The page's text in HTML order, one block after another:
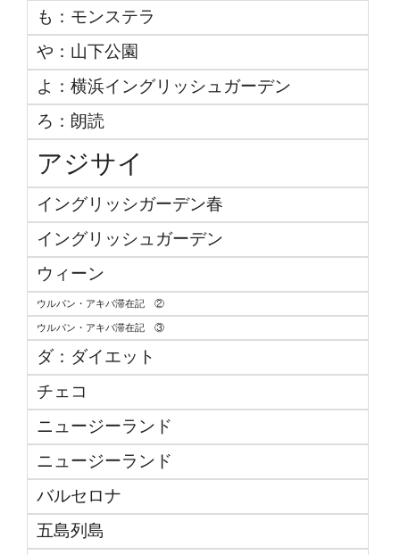
も：モンステラ
や：山下公園
よ：横浜イングリッシュガーデン
ろ：朗読
アジサイ
イングリッシガーデン春
イングリッシュガーデン
ウィーン
ウルパン・アキバ滞在記 ②
ウルパン・アキバ滞在記 ③
ダ：ダイエット
チェコ
ニュージーランド
ニュージーランド
バルセロナ
五島列島